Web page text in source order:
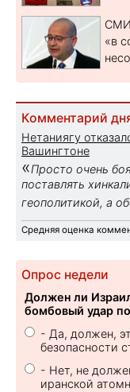
СМИ
«в
Комментарий
Нетаниягу
Вашингтоне
«Просто очень
поставлять
геополитикой, а
Средняя оценка
Опрос недели
Должен ли
бомбовый удар
- Да, должен,
безопасности
- Нет, не
иранской